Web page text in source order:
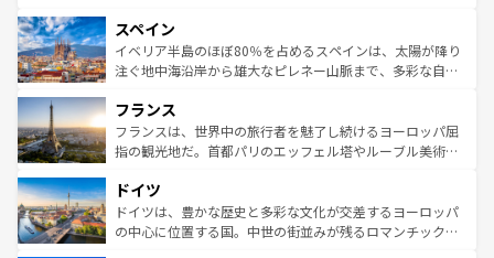
ろん、トスカーナの美しい田園風景やアマルフィ海岸の絶
景など、自然景観も見逃せない。観光の合間には、本場の
ピザやパスタなど、絶品のイタリア料理を堪能することも
ませてくれるイタリアで、忘れられない旅をしてみよう！
なお、新着のイタリア情報はコンテンツ一覧 を参照してほ
しい。
スペイン
イベリア半島のほぼ80％を占めるスペインは、太陽が降り
注ぐ地中海沿岸から雄大なピレネー山脈まで、多彩な自然
文化が根付くこの国では、情熱的なフラメンコ、熱気あふ
れる闘牛、そして美味しいタパスが生活の一部となってい
る。首都マドリードの洗練された雰囲気や、バルセロナの
の城塞都市、穏やかなビーチリゾートまで多彩な表情を見
せる。地方によって風土や気候が異なるスペインはその個
性で訪れる人を魅了する。 なお、新着のスペイン情報はコ
フランス
フランスは、世界中の旅行者を魅了し続けるヨーロッパ屈
指の観光地だ。首都パリのエッフェル塔やルーブル美術館
で、幅広い魅力が詰まっている。華麗な宮殿、歴史的な大
聖堂、美しいビーチ、そして豊かな自然が、訪れる者を心
から魅了する。また、フランスは美食の国としても知ら
ドイツ
ドイツは、豊かな歴史と多彩な文化が交差するヨーロッパ
の中心に位置する国。中世の街並みが残るロマンチック街